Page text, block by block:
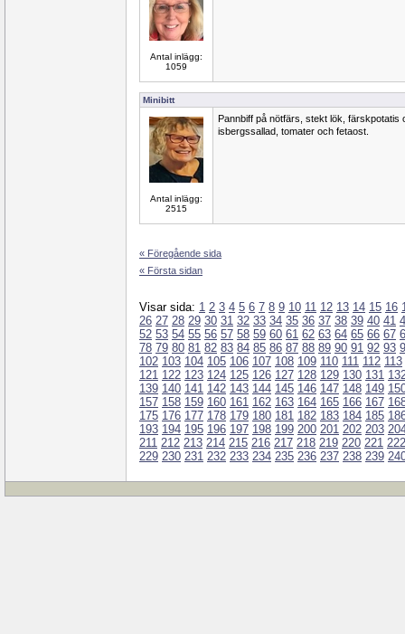
Antal inlägg:
1059
Minibitt
Antal inlägg:
2515
Pannbiff på nötfärs, stekt lök, färskpotatis
isbergssallad, tomater och fetaost.
« Föregående sida
« Första sidan
Visar sida: 1 2 3 4 5 6 7 8 9 10 11 12 13 14 15 16
26 27 28 29 30 31 32 33 34 35 36 37 38 39 40 41
52 53 54 55 56 57 58 59 60 61 62 63 64 65 66 67
78 79 80 81 82 83 84 85 86 87 88 89 90 91 92 93
102 103 104 105 106 107 108 109 110 111 112 113
121 122 123 124 125 126 127 128 129 130 131
139 140 141 142 143 144 145 146 147 148 149
157 158 159 160 161 162 163 164 165 166 167
175 176 177 178 179 180 181 182 183 184 185
193 194 195 196 197 198 199 200 201 202 203
211 212 213 214 215 216 217 218 219 220 221 222
229 230 231 232 233 234 235 236 237 238 239